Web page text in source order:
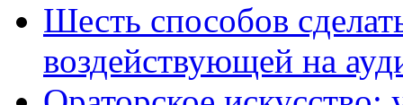
Шесть способов
воздействующей на